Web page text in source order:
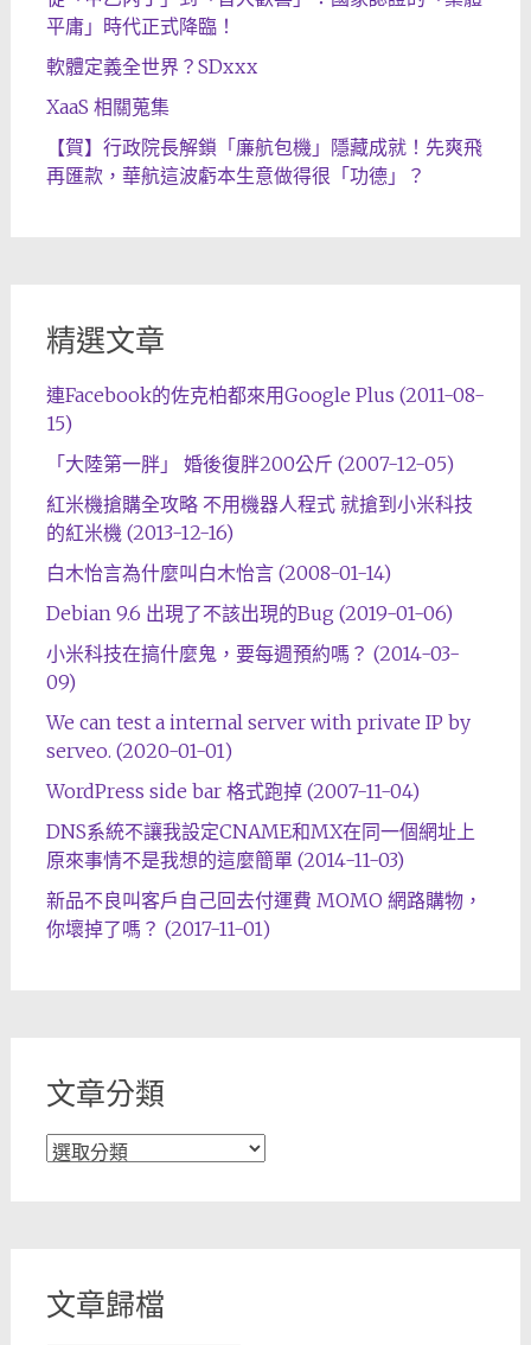
平庸」時代正式降臨！
軟體定義全世界？SDxxx
XaaS 相關蒐集
【賀】行政院長解鎖「廉航包機」隱藏成就！先爽飛
再匯款，華航這波虧本生意做得很「功德」？
精選文章
連Facebook的佐克柏都來用Google Plus (2011-08-
15)
「大陸第一胖」 婚後復胖200公斤 (2007-12-05)
紅米機搶購全攻略 不用機器人程式 就搶到小米科技
的紅米機 (2013-12-16)
白木怡言為什麼叫白木怡言 (2008-01-14)
Debian 9.6 出現了不該出現的Bug (2019-01-06)
小米科技在搞什麼鬼，要每週預約嗎？ (2014-03-
09)
We can test a internal server with private IP by
serveo. (2020-01-01)
WordPress side bar 格式跑掉 (2007-11-04)
DNS系統不讓我設定CNAME和MX在同一個網址上
原來事情不是我想的這麼簡單 (2014-11-03)
新品不良叫客戶自己回去付運費 MOMO 網路購物，
你壞掉了嗎？ (2017-11-01)
文章分類
文
文章歸檔